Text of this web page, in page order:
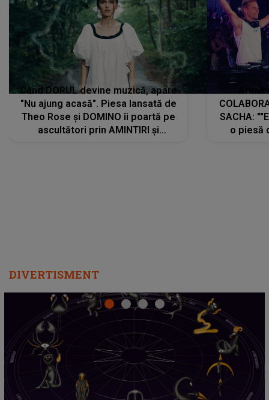
Când DORUL devine muzică, apare
"Nu ajung acasă". Piesa lansată de
Theo Rose și DOMINO îi poartă pe
ascultători prin AMINTIRI și
SACHA:
o piesă
DIVERTISMENT